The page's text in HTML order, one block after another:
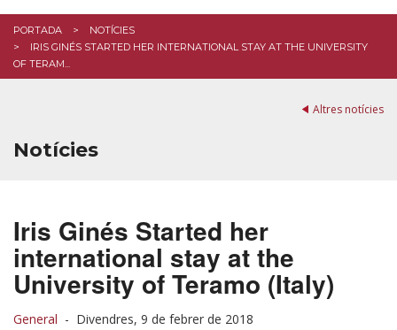
PORTADA
NOTÍCIES
IRIS GINÉS STARTED HER INTERNATIONAL STAY AT THE UNIVERSITY
OF TERAM...
Altres notícies
Notícies
Iris Ginés Started her
international stay at the
University of Teramo (Italy)
General - Divendres, 9 de febrer de 2018